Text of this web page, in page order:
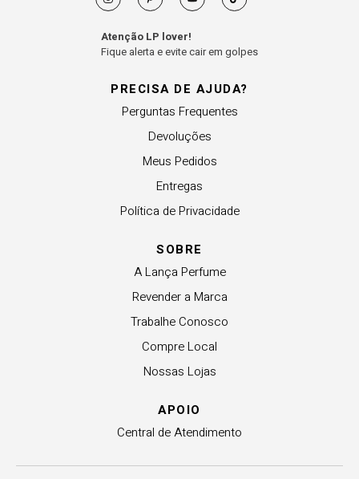
PRECISA DE AJUDA?
Perguntas Frequentes
Devoluções
Meus Pedidos
Entregas
Política de Privacidade
SOBRE
A Lança Perfume
Revender a Marca
Trabalhe Conosco
Compre Local
Nossas Lojas
APOIO
Central de Atendimento
Atenção LP lover!
Fique alerta e evite cair em golpes